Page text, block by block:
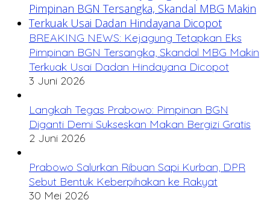
BREAKING NEWS: Kejagung Tetapkan Eks
Pimpinan BGN Tersangka, Skandal MBG Makin
Terkuak Usai Dadan Hindayana Dicopot
3 Juni 2026
Langkah Tegas Prabowo: Pimpinan BGN
Diganti Demi Sukseskan Makan Bergizi Gratis
2 Juni 2026
Prabowo Salurkan Ribuan Sapi Kurban, DPR
Sebut Bentuk Keberpihakan ke Rakyat
30 Mei 2026